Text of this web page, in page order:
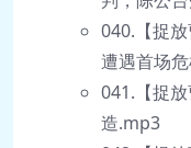
040.【捉
遭遇首场
041.【捉
造.mp3